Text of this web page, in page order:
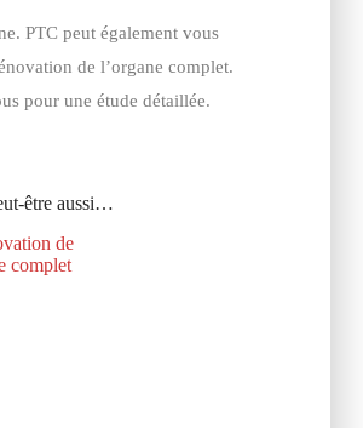
PTC peut également vous
de l’organe complet.
pour une étude détaillée.
être aussi…